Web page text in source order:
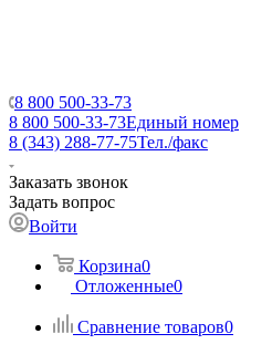
8 800 500-33-73
8 800 500-33-73Единый номер
8 (343) 288-77-75Тел./факс
Заказать звонок
Задать вопрос
Войти
Корзина0
Отложенные0
Сравнение товаров0